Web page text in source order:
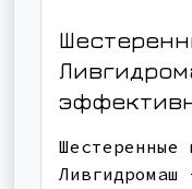
Шестеренные